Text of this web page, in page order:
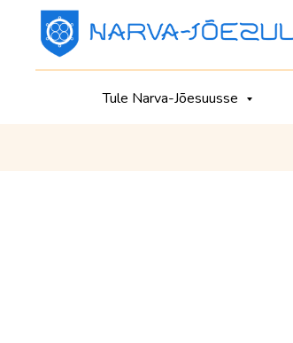
Tule Narva-Jõesuusse